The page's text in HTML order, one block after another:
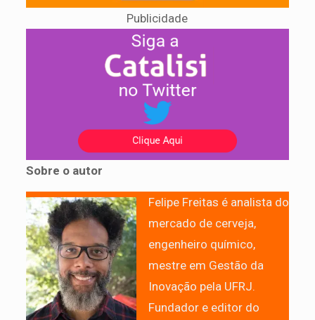
Publicidade
Sobre o autor
Felipe Freitas é analista do
mercado de cerveja,
engenheiro químico,
mestre em Gestão da
Inovação pela UFRJ.
Fundador e editor do